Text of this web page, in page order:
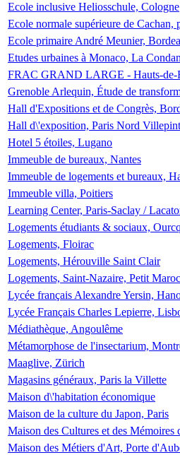
Ecole inclusive Heliosschule, Cologne
Ecole normale supérieure de
Ecole primaire André Meunier,
Etudes urbaines à Monaco, La
FRAC GRAND LARGE - Hauts-de-
Grenoble Arlequin, Étude de
Hall d'Expositions et de Congrès,
Hall d\'exposition, Paris Nord
Hotel 5 étoiles, Lugano
Immeuble de bureaux, Nantes
Immeuble de logements et bureaux,
Immeuble villa, Poitiers
Learning Center, Paris-Saclay /
Logements étudiants & sociaux,
Logements, Floirac
Logements, Hérouville Saint Clair
Logements, Saint-Nazaire, Petit Maroc
Lycée français Alexandre Yersin,
Lycée Français Charles Lepierre,
Médiathèque, Angoulême
Métamorphose de l'insectarium,
Maaglive, Zürich
Magasins généraux, Paris la Villette
Maison d\'habitation économique
Maison de la culture du Japon, Paris
Maison des Cultures et des
Maison des Métiers d'Art, Porte